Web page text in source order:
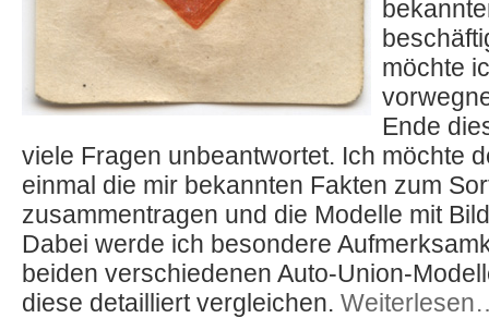
möchte
Ende
viele Fragen unbeantwortet. Ich möchte
einmal die mir bekannten Fakten zum
zusammentragen und die Modelle mit
Dabei werde ich besondere
beiden verschiedenen Auto-Union-
diese detailliert vergleichen.